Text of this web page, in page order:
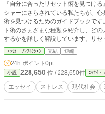
『自分に合ったリセット術を見つけ
シャーにさらされている私たちが、
術を見つけるためのガイドブックで
ト術のさまざまな種類を紹介し、ど
するかを詳しく解説しています。リ
スを軽減し、心の健康を維持するため
分自身に最適なリセット術を見つけ、
た一冊です。
ｴｯｾｲ・ﾉﾝﾌｨｸｼｮﾝ 完結 短編
24h.ポイント 0pt
小説 228,650 位 / 228,650件 ｴｯｾｲ・
エッセイ ストレス 現代社会